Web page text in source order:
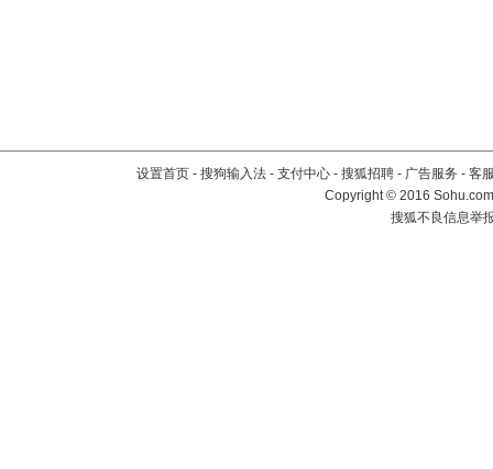
设置首页 - 搜狗输入法 - 支付中心 - 搜狐招聘 - 广告服务 - 客
Copyright©2016
搜狐不良信息举